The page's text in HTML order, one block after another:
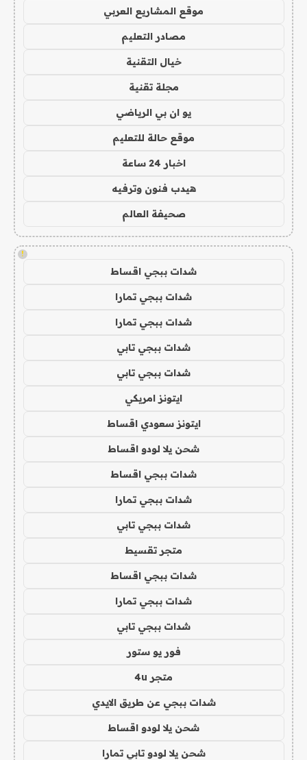
موقع المشاريع العربي
مصادر التعليم
خيال التقنية
مجلة تقنية
يو ان بي الرياضي
موقع حالة للتعليم
اخبار 24 ساعة
هيدب فنون وترفيه
صحيفة العالم
!
شدات ببجي اقساط
شدات ببجي تمارا
شدات ببجي تمارا
شدات ببجي تابي
شدات ببجي تابي
ايتونز امريكي
ايتونز سعودي اقساط
شحن يلا لودو اقساط
شدات ببجي اقساط
شدات ببجي تمارا
شدات ببجي تابي
متجر تقسيط
شدات ببجي اقساط
شدات ببجي تمارا
شدات ببجي تابي
فور يو ستور
متجر 4u
شدات ببجي عن طريق الايدي
شحن يلا لودو اقساط
شحن يلا لودو تابي تمارا